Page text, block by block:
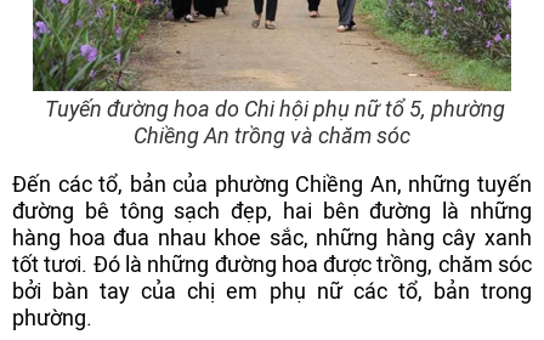
Tuyến đường hoa do Chi hội phụ nữ tổ 5, phường
Chiềng An trồng và chăm sóc
Đến các tổ, bản của phường Chiềng An, những tuyến
đường bê tông sạch đẹp, hai bên đường là những
hàng hoa đua nhau khoe sắc, những hàng cây xanh
tốt tươi. Đó là những đường hoa được trồng, chăm sóc
bởi bàn tay của chị em phụ nữ các tổ, bản trong
phường.